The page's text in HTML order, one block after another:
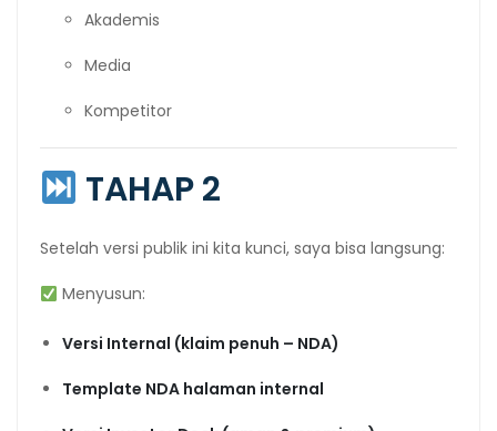
Akademis
Media
Kompetitor
TAHAP 2
Setelah versi publik ini kita kunci, saya bisa langsung:
Menyusun:
Versi Internal (klaim penuh – NDA)
Template NDA halaman internal